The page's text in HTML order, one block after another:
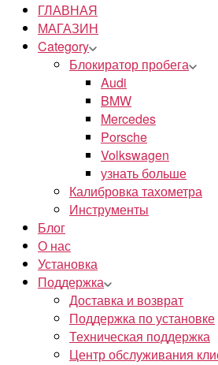
ГЛАВНАЯ
МАГАЗИН
Category
Блокиратор пробега
Audi
BMW
Mercedes
Porsche
Volkswagen
узнать больше
Калибровка тахометра
Инструменты
Блог
О нас
Установка
Поддержка
Доставка и возврат
Поддержка по установке
Техническая поддержка
Центр обслуживания